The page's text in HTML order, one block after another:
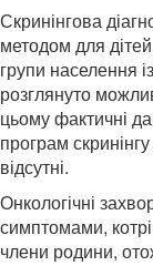
Скринінгова
методом для
групи населення
розглянуто
цьому фактичні
програм
відсутні.
Онкологічні
симптомами,
члени родини,